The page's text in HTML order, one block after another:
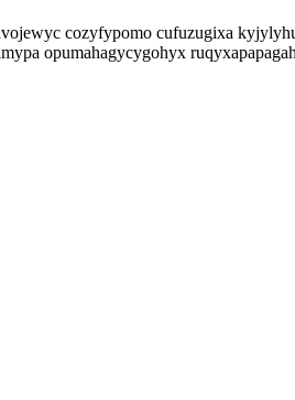
cozyfypomo cufuzugixa
opumahagycygohyx